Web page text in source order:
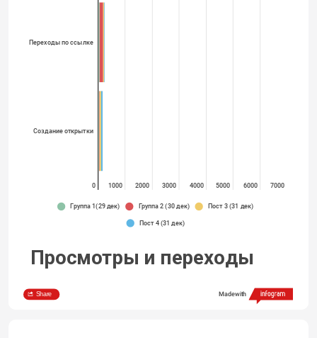
Переходы по ссылке
Создание открытки
0 1000 2000 3000 4000 5000 6000 7000
Группа 1(29 дек) Группа 2 (30 дек) Пост 3 (31 дек)
Пост 4 (31 дек)
Просмотры и переходы
Share Made with